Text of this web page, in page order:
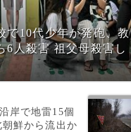
で10代少年が発砲、教
6人殺害 祖父母殺害し
岸で地雷15個
鮮から流出か